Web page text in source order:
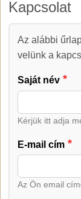
Kapcsolat
Kapcsolat
Az alábbi
velünk a
Saját név
Kérjük itt adja
E-mail cím
Az Ön email